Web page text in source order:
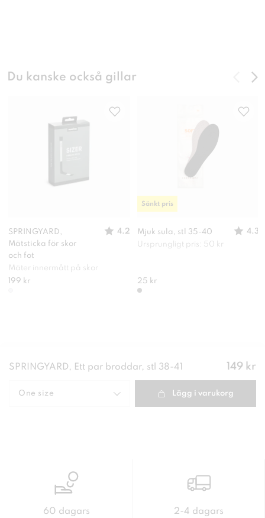
Du kanske också gillar
SPRINGYARD,
Mätsticka för skor
och fot
4.2
Mäter innermått på skor
199 kr
Mjuk sula, stl 35-40
4.3
Ursprungligt pris: 50 kr
25 kr
Sänkt pris
SPRINGYARD, Ett par broddar, stl 38-41 Pris:
149 kr
One size Lägg i varukorg
60 dagars
2-4 dagars